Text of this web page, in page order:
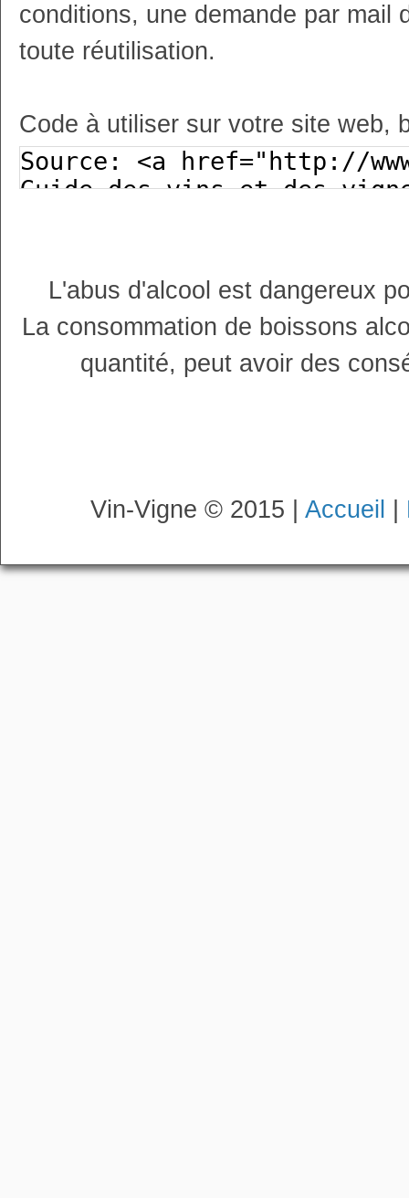
conditions, une demande par mail
toute réutilisation.
Code à utiliser sur votre site web,
L'abus d'alcool est dangereux
La consommation de boissons
quantité, peut avoir des
Vin-Vigne © 2015 | Accueil